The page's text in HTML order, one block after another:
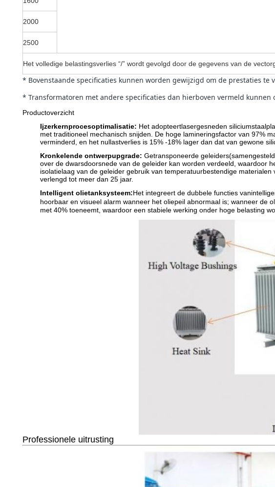
2000
2500
Het volledige belastingsverlies “/” wordt gevolgd door de gegevens van de
* Bovenstaande specificaties kunnen worden gewijzigd om de prestaties te
* Transformatoren met andere specificaties dan hierboven vermeld kunnen
Productoverzicht
Ijzerkernprocesoptimalisatie: Het adopteertlasergesneden
met traditioneel mechanisch snijden. De hoge lamineringsfactor van 97%
verminderd, en het nullastverlies is 15% -18% lager dan dat van gewone
Kronkelende ontwerpupgrade: Getransponeerde geleiders
over de dwarsdoorsnede van de geleider kan worden verdeeld, waardoor
isolatielaag van de geleider gebruik van temperatuurbestendige
verlengd tot meer dan 25 jaar.
Intelligent olietanksysteem:Het integreert de dubbele functies van
hoorbaar en visueel alarm wanneer het oliepeil abnormaal is; wanneer
met 40% toeneemt, waardoor een stabiele werking onder hoge belasting
Professionele uitrusting